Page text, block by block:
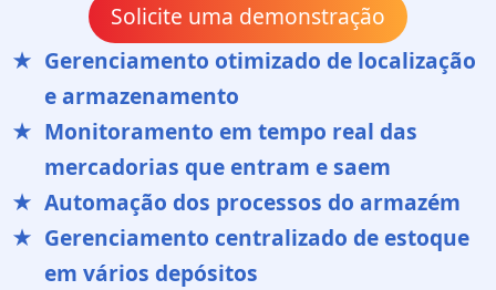
Solicite uma demonstração
Gerenciamento otimizado de localização
e armazenamento
Monitoramento em tempo real das
mercadorias que entram e saem
Automação dos processos do armazém
Gerenciamento centralizado de estoque
em vários depósitos